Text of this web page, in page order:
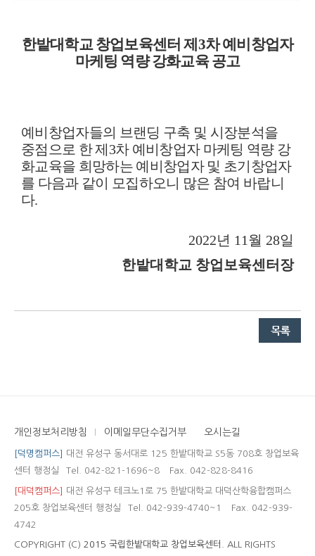
한밭대학교 창업보육센터 제 3차 예비창업자
마케팅 역량 강화교육 공고
예비창업자들의 브랜딩 구축 및 시장분석을
중점으로 한 제3차 예비창업자 마케팅 역량 강
화교육을 희망하는 예비창업자 및 초기창업자
를 다음과 같이 모집하오니 많은 참여 바랍니
다.
2022년 11월 28일
한밭대학교 창업보육센터장
개인정보처리방침 이메일무단수집거부 오시는길
[덕명캠퍼스]
대전 유성구 동서대로 125 한밭대학교 S5동 708호 창업보육
센터 행정실
Tel. 042-821-1696~8 Fax. 042-828-8416
[대덕캠퍼스]
대전 유성구 테크노1로 75 한밭대학교 대덕산학융합캠퍼스
205호 창업보육센터 행정실
Tel. 042-939-4740~1
Fax. 042-939-
4742
COPYRIGHT (C) 2015 국립한밭대학교 창업보육센터.
ALL RIGHTS